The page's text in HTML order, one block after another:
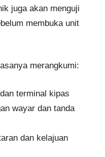
juga akan menguji
membuka unit
merangkumi:
terminal kipas
wayar dan tanda
dan kelajuan